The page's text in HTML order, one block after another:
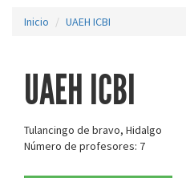
Inicio UAEH ICBI
UAEH ICBI
Tulancingo de bravo, Hidalgo
Número de profesores: 7